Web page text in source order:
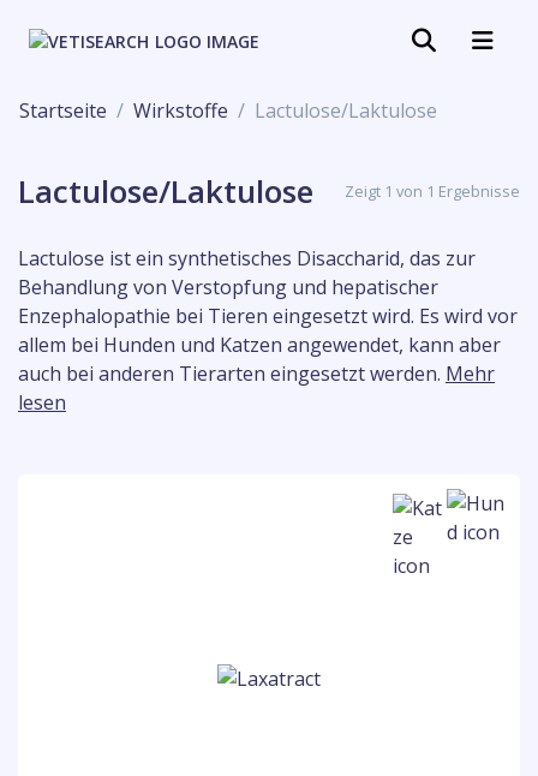
Startseite Wirkstoffe Lactulose/Laktulose
Lactulose/Laktulose Zeigt 1 von 1 Ergebnisse
Lactulose ist ein synthetisches Disaccharid, das zur
Behandlung von Verstopfung und hepatischer
Enzephalopathie bei Tieren eingesetzt wird. Es wird vor
allem bei Hunden und Katzen angewendet, kann aber
auch bei anderen Tierarten eingesetzt werden. Mehr
lesen